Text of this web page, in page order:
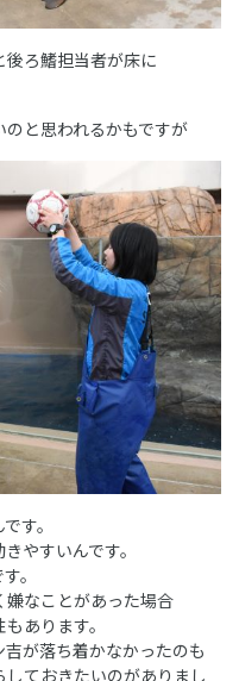
ろ鰭担当者が床に
と思われるかもですが
す。
やすいんです。
。
なことがあった場合
あります。
が落ち着かなかったのも
ておきたいのがありまし